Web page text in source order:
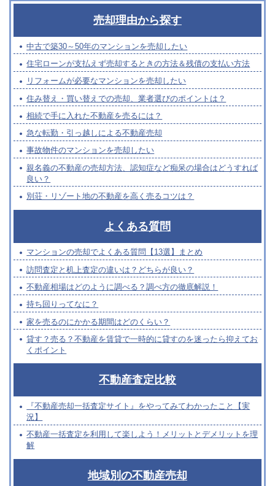
売却理由から探す
中古で築30～50年のマンションを売却したい
住宅ローンが支払えず売却するときの方法＆残債の支払い方法
リフォームが必要なマンションを売却したい
住み替え・買い替えでの売却、業者選びのポイントは？
相続で手に入れた不動産を売るには？
急な転勤・引っ越しによる不動産売却
事故物件のマンションを売却したい
親名義の不動産の売却方法、認知症など痴呆の場合はどうすれば
良い？
別荘・リゾート地の不動産を高く売るコツは？
よくある質問
マンションの売却でよくある質問【13選】まとめ
訪問査定と机上査定の違いは？どちらが良い？
不動産相場はどのように調べる？調べ方の徹底解説！
持ち回りってなに？
家を売るのにかかる期間はどのくらい？
貸す？売る？不動産を賃貸で一時的に貸すのを迷ったら抑えてお
くポイント
不動産査定比較
『不動産売却一括査定サイト』をやってみてわかったこと【実
況】
不動産一括査定を利用して楽しよう！メリットとデメリットを理
解
地域別の不動産売却